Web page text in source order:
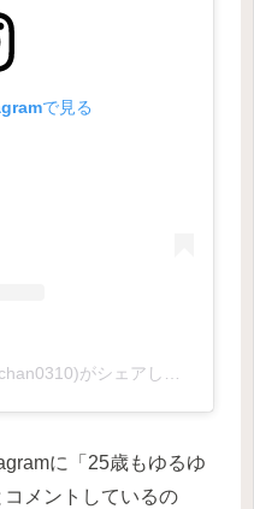
で見る
すみちゃん(水野澄香)(@sumichan0310)がシェアした投稿
に「25歳もゆるゆ
メントしているの